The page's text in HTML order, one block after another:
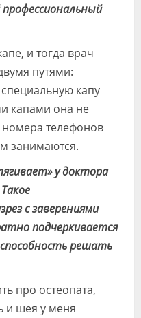
и тогда врач
путями:
капу
капами она не
телефонов
занимаются.
у доктора
с заверениями
подчеркивается
способность решать
про остеопата,
и шея у меня